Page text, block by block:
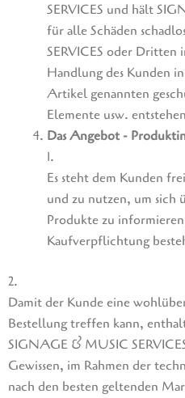
SERVICES und hält
für alle Schäden
SERVICES oder
Handlung des Kunden
Artikel genannten
Elemente usw.
Das Angebot -
1.
Es steht dem Kunden
und zu nutzen, um sich
Produkte zu
Kaufverpflichtung
2.
Damit der Kunde eine
Bestellung treffen kann,
SIGNAGE & MUSIC
Gewissen, im Rahmen der
nach den besten geltenden